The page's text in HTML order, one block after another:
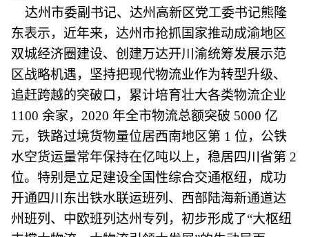
达州市委副书记、达州高新区党工委书记熊隆
东表示，近年来，达州市抢抓国家推动成渝地区
双城经济圈建设、创建万达开川渝统筹发展示范
区战略机遇，坚持把现代物流业作为转型升级、
追赶跨越的突破口，累计培育壮大各类物流企业
1100 余家，2020 年全市物流总额突破 5000 亿
元，铁路过境货物量位居西南地区第 1 位，公铁
水空货运量常年保持在亿吨以上，稳居四川省第 2
位。特别是立足建设全国性综合交通枢纽，成功
开通四川东出铁水联运班列、西部陆海新通道达
州班列、中欧班列达州专列，初步形成了“大枢纽